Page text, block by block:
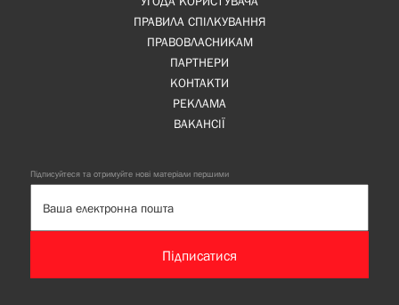
ПРАВИЛА СПІЛКУВАННЯ
ПРАВОВЛАСНИКАМ
ПАРТНЕРИ
КОНТАКТИ
РЕКЛАМА
ВАКАНСІЇ
Підписуйтеся та отримуйте нові матеріали першими
Підписатися